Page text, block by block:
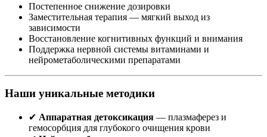
Постепенное снижение дозировки
Заместительная терапия — мягкий выход из
зависимости
Восстановление когнитивных функций и внимания
Поддержка нервной системы витаминами и
нейрометаболическими препаратами
Наши уникальные методики
✔ Аппаратная детоксикация — плазмаферез и
гемосорбция для глубокого очищения крови